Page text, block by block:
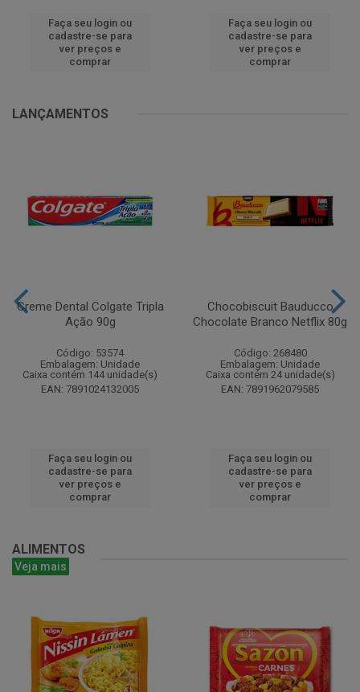
Faça seu login ou
cadastre-se para
ver preços e
comprar
Faça seu login ou
cadastre-se para
ver preços e
comprar
LANÇAMENTOS
Creme Dental Colgate Tripla
Ação 90g
Código: 53574
Embalagem: Unidade
Caixa contém 144 unidade(s)
EAN: 7891024132005
Faça seu login ou
cadastre-se para
ver preços e
comprar
Chocobiscuit Bauducco
Chocolate Branco Netflix 80g
Código: 268480
Embalagem: Unidade
Caixa contém 24 unidade(s)
EAN: 7891962079585
Faça seu login ou
cadastre-se para
ver preços e
comprar
ALIMENTOS
Veja mais